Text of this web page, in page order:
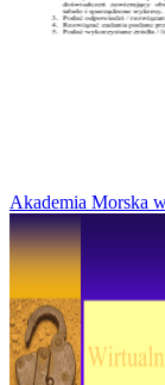
Akademia Morska